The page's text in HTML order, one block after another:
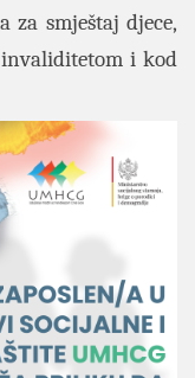
za smještaj djece,
i kod